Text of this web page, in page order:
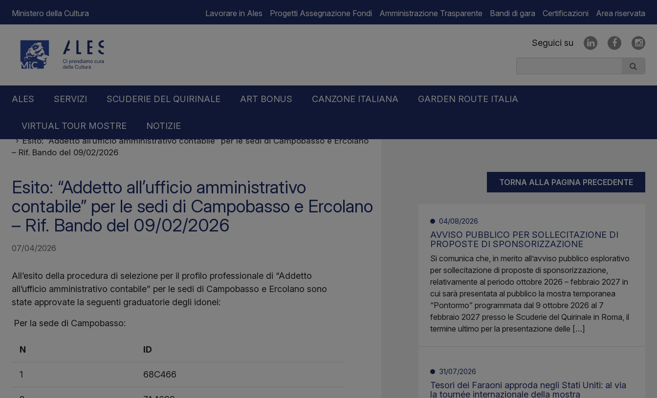
Ministero della Cultura Lavorare in Ales Progetti Assegnazione Fondi Amministrazione Trasparente Bandi di gara Certificazioni Area riservata
Seguici su
ALES SERVIZI SCUDERIE DEL QUIRINALE ART BONUS CANZONE ITALIANA GARDEN ROUTE ITALIA
VIRTUAL TOUR MOSTRE NOTIZIE
Home
Notizie
Esito: “Addetto all’ufficio amministrativo contabile” per le sedi di Campobasso e Ercolano
– Rif. Bando del 09/02/2026
Esito: “Addetto all’ufficio amministrativo
contabile” per le sedi di Campobasso e Ercolano
– Rif. Bando del 09/02/2026
07/04/2026
All’esito della procedura di selezione per il profilo professionale di “Addetto
all’ufficio amministrativo contabile” per le sedi di Campobasso e Ercolano sono
state approvate la seguenti graduatorie degli idonei:
Per la sede di Campobasso:
N ID
1 68C466
TORNA ALLA PAGINA PRECEDENTE
04/08/2026
AVVISO PUBBLICO PER SOLLECITAZIONE DI
PROPOSTE DI SPONSORIZZAZIONE
Si comunica che, in merito all’avviso pubblico esplorativo
per sollecitazione di proposte di sponsorizzazione,
relativamente al periodo ottobre 2026 – febbraio 2027 in
cui sarà presentata al pubblico la mostra temporanea
“Pontormo” programmata dal 9 ottobre 2026 al 7
febbraio 2027 presso le Scuderie del Quirinale in Roma, il
termine ultimo per la presentazione delle […]
31/07/2026
Tesori dei Faraoni approda negli Stati Uniti: al via
la tournée internazionale della mostra